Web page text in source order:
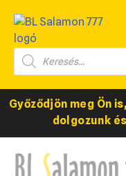
Győződjön meg Ön
dolgozunk